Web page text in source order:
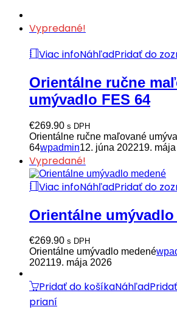
Vypredané!
Viac infoNáhľadPridať do
Orientálne ručne
umývadlo FES 64
€269.90 s DPH
Orientálne ručne maľované
64wpadmin12. júna 202219.
Vypredané!
Viac infoNáhľadPridať do
Orientálne umývadlo
€269.90 s DPH
Orientálne umývadlo medené
202119. mája 2026
Pridať do košíkaNáhľad
prianí